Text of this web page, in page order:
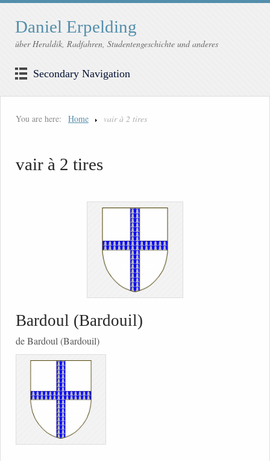
Daniel Erpelding
über Heraldik, Radfahren, Studentengeschichte und anderes
Secondary Navigation
You are here: Home vair à 2 tires
vair à 2 tires
Bardoul (Bardouil)
de Bardoul (Bardouil)